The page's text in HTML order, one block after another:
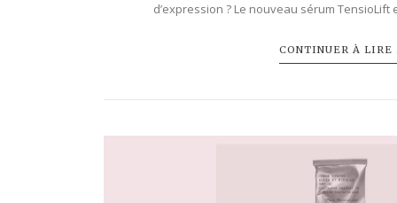
d’expression ? Le nouveau sérum
CONTINUER À LIRE